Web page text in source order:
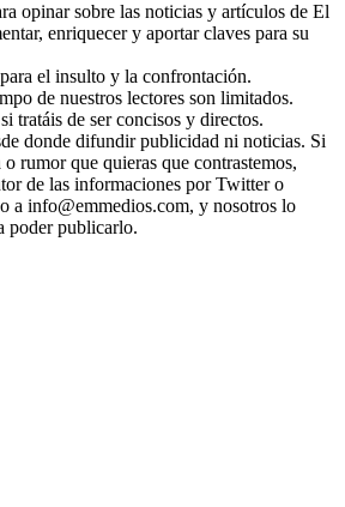
opinar sobre las noticias y artículos de El
enriquecer y aportar claves para su
el insulto y la confrontación.
de nuestros lectores son limitados.
tratáis de ser concisos y directos.
donde difundir publicidad ni noticias. Si
rumor que quieras que contrastemos,
de las informaciones por Twitter o
a info@emmedios.com, y nosotros lo
poder publicarlo.